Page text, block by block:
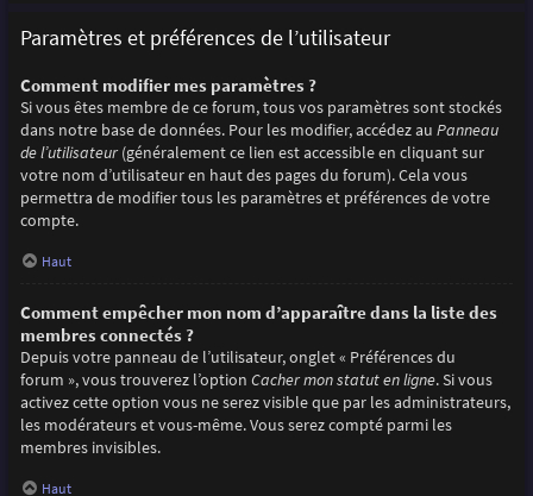
Paramètres et préférences de l’utilisateur
Comment modifier mes paramètres ?
Si vous êtes membre de ce forum, tous vos paramètres sont stockés
dans notre base de données. Pour les modifier, accédez au Panneau
de l’utilisateur(généralement ce lien est accessible en cliquant sur
votre nom d’utilisateur en haut des pages du forum). Cela vous
permettra de modifier tous les paramètres et préférences de votre
compte.
Haut
Comment empêcher mon nom d’apparaître dans la liste des
membres connectés ?
Depuis votre panneau de l’utilisateur, onglet « Préférences du
forum », vous trouverez l’option Cacher mon statut en ligne. Si vous
activez cette option vous ne serez visible que par les administrateurs,
les modérateurs et vous-même. Vous serez compté parmi les
membres invisibles.
Haut